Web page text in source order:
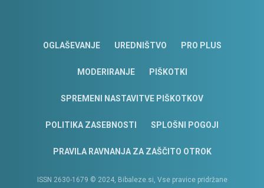
OGLAŠEVANJE UREDNIŠTVO PRO PLUS
MODERIRANJE PIŠKOTKI
SPREMENI NASTAVITVE PIŠKOTKOV
POLITIKA ZASEBNOSTI SPLOŠNI POGOJI
PRAVILA RAVNANJA ZA ZAŠČITO OTROK
ISSN 2630-1679 © 2024, Bibaleze.si, Vse pravice pridržane